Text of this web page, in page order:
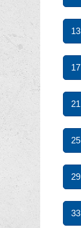
13
17
21
25
29
33